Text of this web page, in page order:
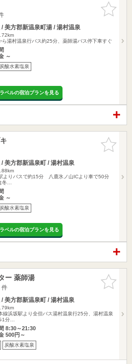
お気に入
りに追加
美方郡新温泉町湯 / 湯村温泉
ら湯村温泉行バス約25分、薬師湯バス停下車すぐ
～
炭酸水素塩泉
ベルの宿泊プランを見る
お気に入
りに追加
美方郡新温泉町 / 湯村温泉
よりバスで約15分 八鹿氷ノ山ICより車で50分
冬…
～
炭酸水素塩泉
ベルの宿泊プランを見る
お気に入
りに追加
ー 薬師湯
美方郡新温泉町 / 湯村温泉
線浜坂駅より全但バス湯村温泉行25分、湯村温泉
1分…
8:30～21:30
500円～
炭酸水素塩泉